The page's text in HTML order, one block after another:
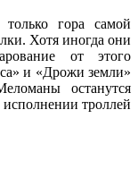
гора самой
Хотя иногда они
от этого
и «Дрожи земли»
останутся
троллей